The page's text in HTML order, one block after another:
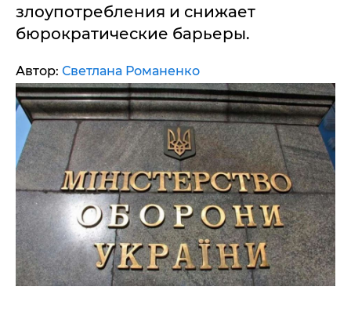
злоупотребления и снижает
бюрократические барьеры.
Автор: Светлана Романенко